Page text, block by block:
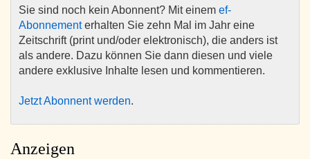
Sie sind noch kein Abonnent? Mit einem ef-
Abonnementerhalten Sie zehn Mal im Jahr eine
Zeitschrift (print und/oder elektronisch), die anders ist
als andere. Dazu können Sie dann diesen und viele
andere exklusive Inhalte lesen und kommentieren.
Jetzt Abonnent werden.
Anzeigen